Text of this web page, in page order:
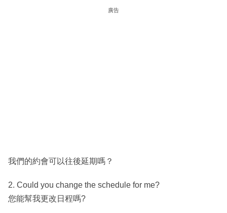
廣告
我們的約會可以往後延期嗎？
2. Could you change the schedule for me?
您能幫我更改日程嗎?